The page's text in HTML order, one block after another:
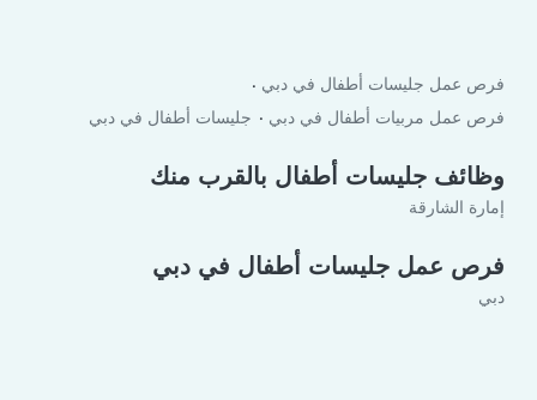
فرص عمل جليسات أطفال في دبي
فرص عمل مربيات أطفال في دبي
جليسات أطفال في دبي
وظائف جليسات أطفال بالقرب منك
إمارة الشارقة
فرص عمل جليسات أطفال في دبي
دبي